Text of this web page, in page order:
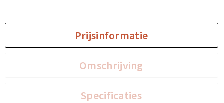
Prijsinformatie
Omschrijving
Specificaties